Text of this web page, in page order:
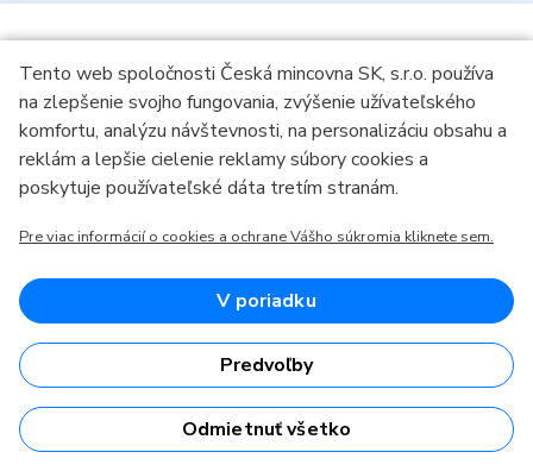
S čím vám môžeme pomôcť?
dostupná. Prosím, obnovte stránku neskôr.
Opýtať sa
Tento web spoločnosti Česká mincovna SK, s.r.o. používa
na zlepšenie svojho fungovania, zvýšenie užívateľského
komfortu, analýzu návštevnosti, na personalizáciu obsahu a
reklám a lepšie cielenie reklamy súbory cookies a
poskytuje používateľské dáta tretím stranám.
Pre viac informácií o cookies a ochrane Vášho súkromia kliknete sem.
V poriadku
Predvoľby
Odmietnuť všetko